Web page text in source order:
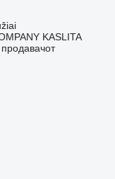
KASLITA
продавачот